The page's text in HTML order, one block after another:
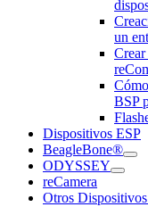
un
BSP
Dispositivos ESP
BeagleBone®
ODYSSEY
reCamera
Otros